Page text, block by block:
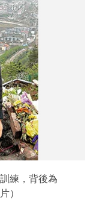
練，背後為
）